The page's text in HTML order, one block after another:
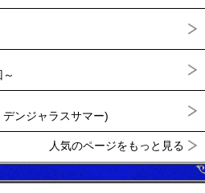
デンジャラスサマー)
人気のページをもっと見る